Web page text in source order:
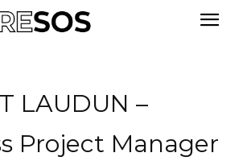
LAUDUN –
Project Manager